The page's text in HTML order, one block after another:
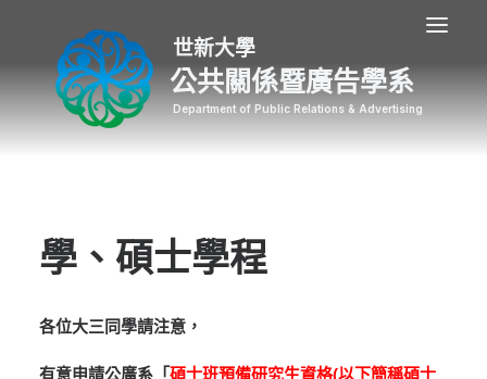
公共關係暨廣告學系
學、碩士學程
各位大三同學請注意，
有意申請公廣系「碩士班預備研究生資格(以下簡稱碩士